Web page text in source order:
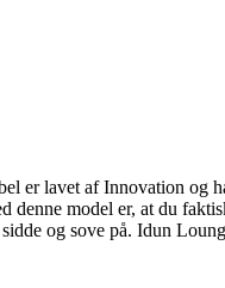
er lavet af Innovation og
model er, at du
og sove på. Idun